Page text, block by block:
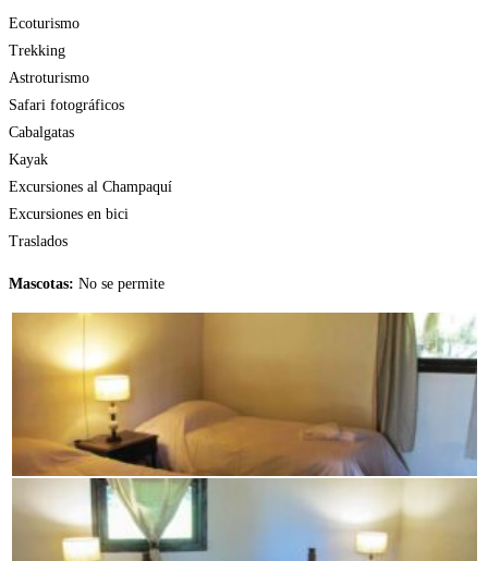
Ecoturismo
Trekking
Astroturismo
Safari fotográficos
Cabalgatas
Kayak
Excursiones al Champaquí
Excursiones en bici
Traslados
Mascotas: No se permite